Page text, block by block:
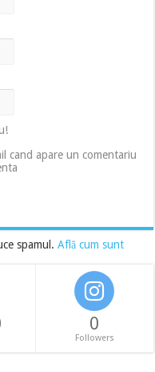
cand apare un comentariu
spamul.Află cum sunt
0
Followers